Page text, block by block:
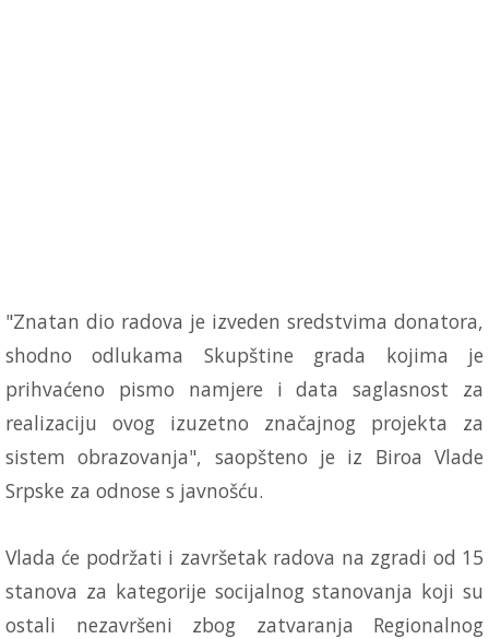
"Znatan dio radova je izveden sredstvima donatora,
shodno odlukama Skupštine grada kojima je
prihvaćeno pismo namjere i data saglasnost za
realizaciju ovog izuzetno značajnog projekta za
sistem obrazovanja", saopšteno je iz Biroa Vlade
Srpske za odnose s javnošću.
Vlada će podržati i završetak radova na zgradi od 15
stanova za kategorije socijalnog stanovanja koji su
ostali nezavršeni zbog zatvaranja Regionalnog